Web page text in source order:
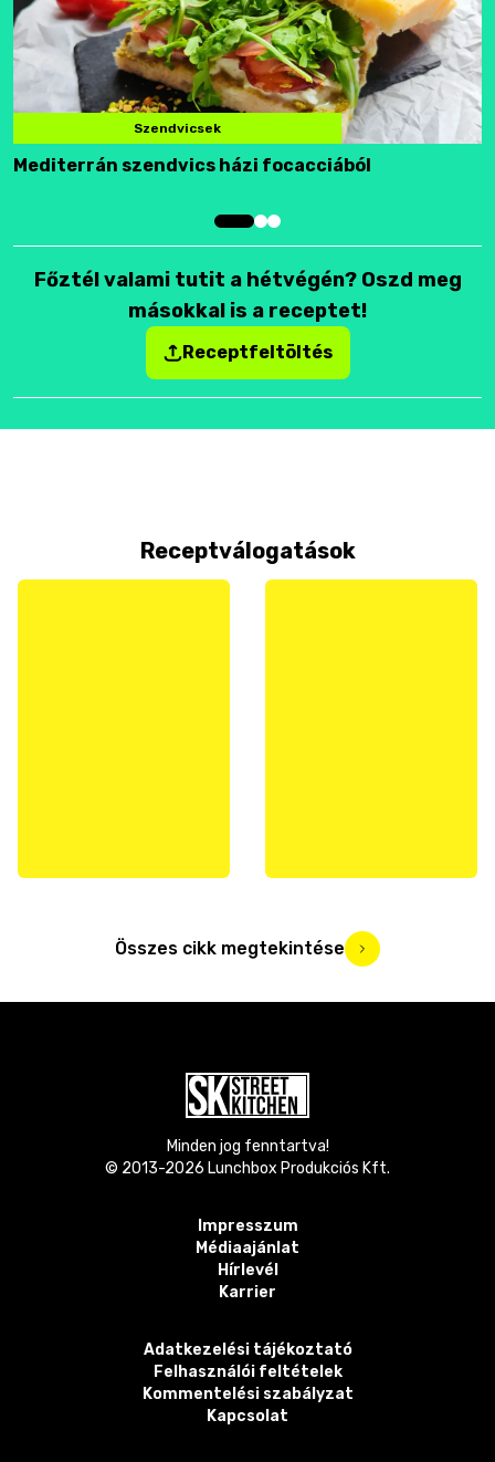
Szendvicsek
Mediterrán szendvics házi focacciából
Főztél valami tutit a hétvégén? Oszd meg
másokkal is a receptet!
Receptfeltöltés
Receptválogatások
Összes cikk megtekintése
Minden jog fenntartva!
© 2013-2026 Lunchbox Produkciós Kft.
Impresszum
Médiaajánlat
Hírlevél
Karrier
Adatkezelési tájékoztató
Felhasználói feltételek
Kommentelési szabályzat
Kapcsolat